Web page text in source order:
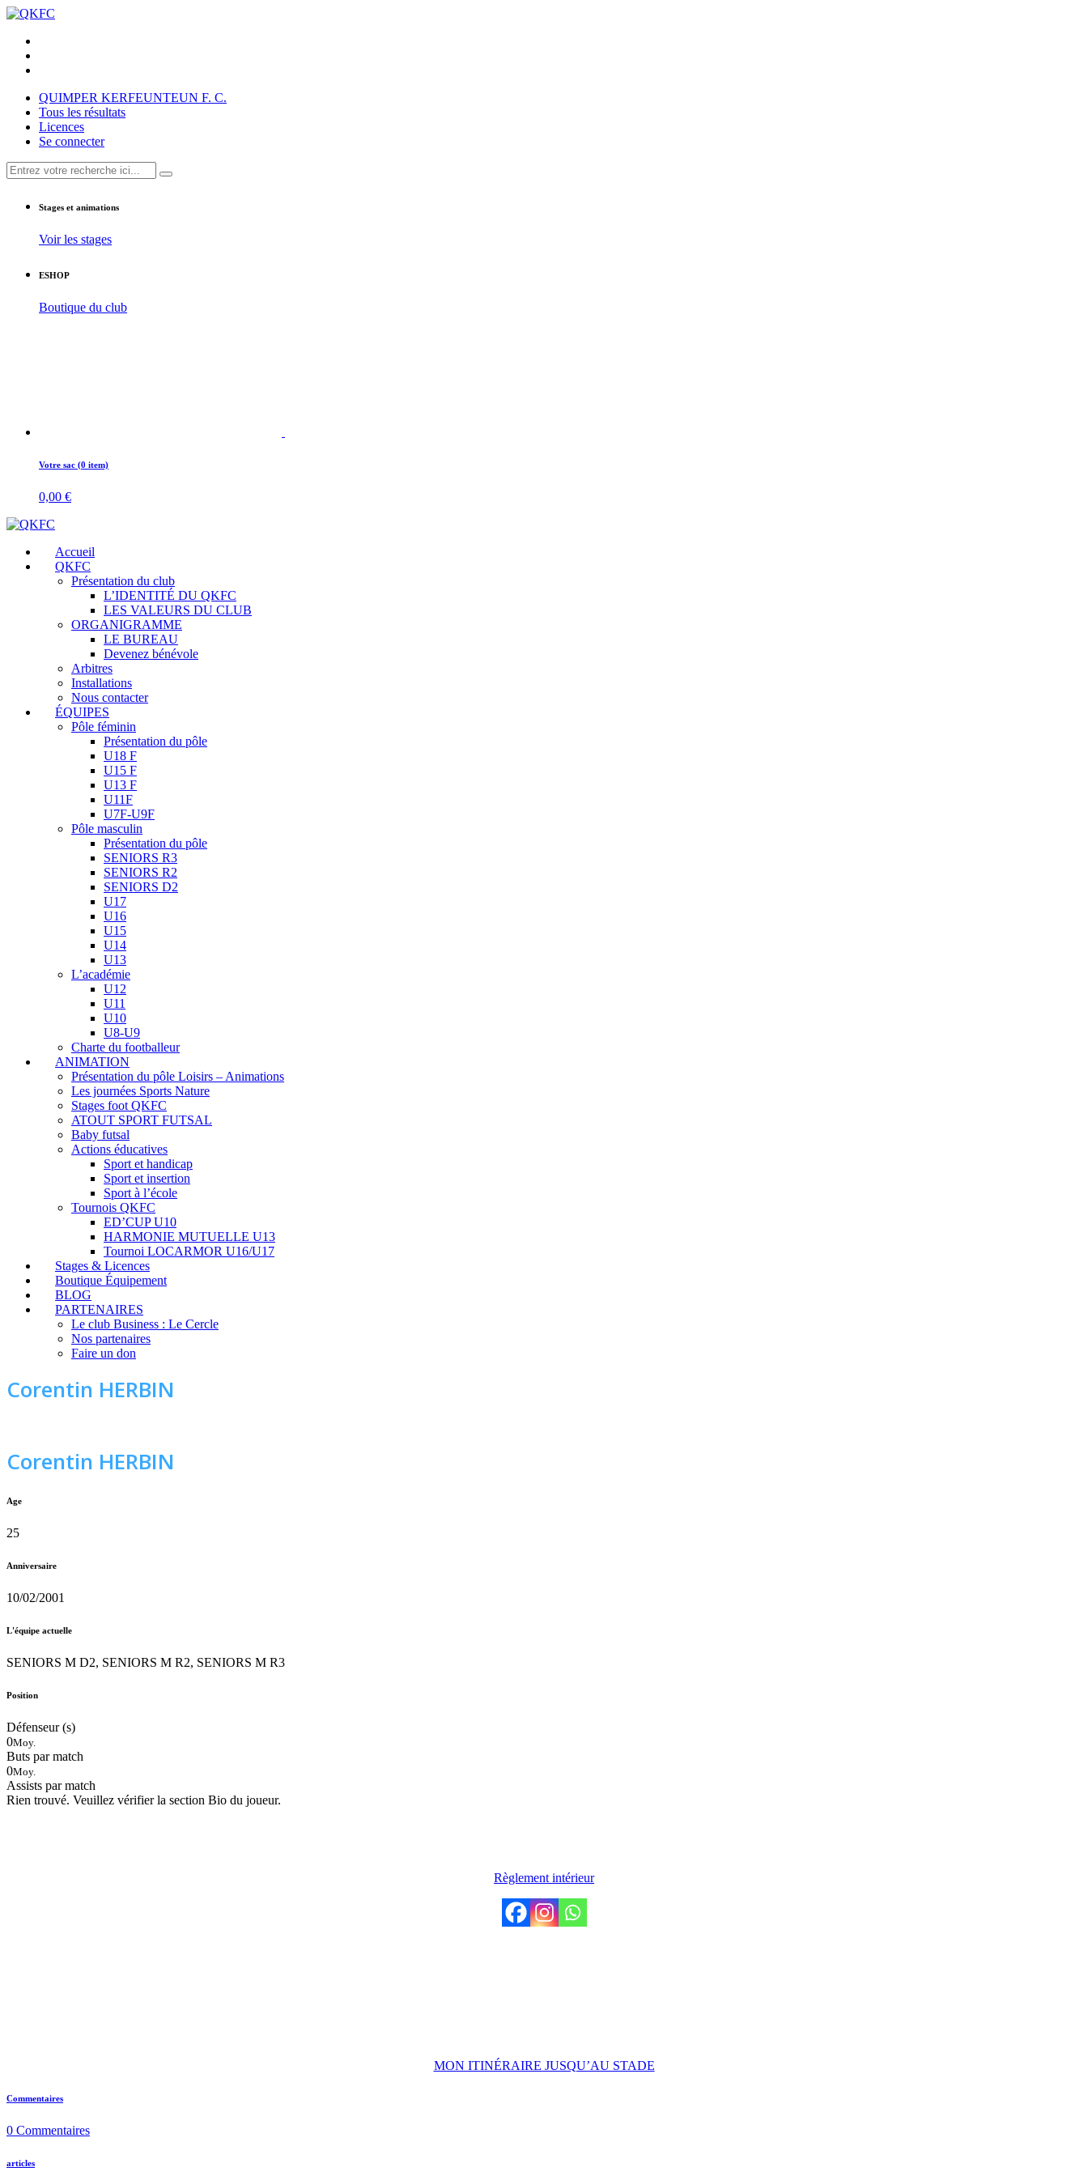
QUIMPER KERFEUNTEUN F. C.
Tous les résultats
Licences
Se connecter
Stages et animations
Voir les stages
ESHOP
Boutique du club
Votre sac (0 item)
0,00 €
Accueil
QKFC
Présentation du club
L’IDENTITÉ DU QKFC
LES VALEURS DU CLUB
ORGANIGRAMME
LE BUREAU
Devenez bénévole
Arbitres
Installations
Nous contacter
ÉQUIPES
Pôle féminin
Présentation du pôle
U18 F
U15 F
U13 F
U11F
U7F-U9F
Pôle masculin
Présentation du pôle
SENIORS R3
SENIORS R2
SENIORS D2
U17
U16
U15
U14
U13
L’académie
U12
U11
U10
U8-U9
Charte du footballeur
ANIMATION
Présentation du pôle Loisirs – Animations
Les journées Sports Nature
Stages foot QKFC
ATOUT SPORT FUTSAL
Baby futsal
Actions éducatives
Sport et handicap
Sport et insertion
Sport à l’école
Tournois QKFC
ED’CUP U10
HARMONIE MUTUELLE U13
Tournoi LOCARMOR U16/U17
Stages & Licences
Boutique Équipement
BLOG
PARTENAIRES
Le club Business : Le Cercle
Nos partenaires
Faire un don
Corentin HERBIN
Corentin HERBIN
Age
25
Anniversaire
10/02/2001
L'équipe actuelle
SENIORS M D2, SENIORS M R2, SENIORS M R3
Position
Défenseur (s)
0Moy.
Buts par match
0Moy.
Assists par match
Rien trouvé. Veuillez vérifier la section Bio du joueur.
Règlement intérieur
MON ITINÉRAIRE JUSQU’AU STADE
Commentaires
0 Commentaires
articles